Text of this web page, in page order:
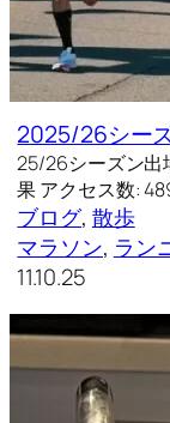
2025/26シー
25/26シーズン出
果 アクセス数:
ブログ, 散歩
マラソン, ラン
11.10.25